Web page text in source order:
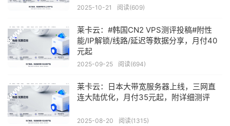
2025-10-21 阅读(609)
莱卡云：#韩国CN2 VPS测评投稿#附性
能/IP解锁/线路/延迟等数据分享，月付40
元起
2025-09-25 阅读(694)
莱卡云：日本大带宽服务器上线，三网直
连大陆优化，月付35元起，附详细测评
2025-08-20 阅读(1315)